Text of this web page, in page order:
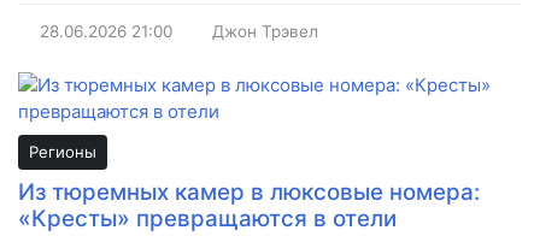
28.06.2026 21:00 Джон Трэвел
Регионы
Из тюремных камер в люксовые номера:
«Кресты» превращаются в отели